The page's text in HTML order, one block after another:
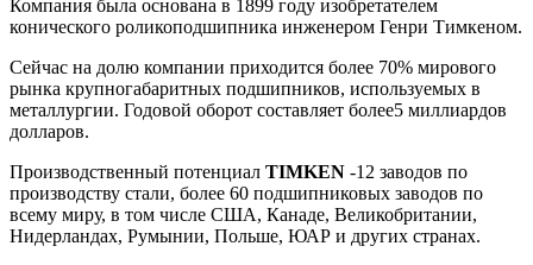
Компания была основана в 1899 году изобретателем
конического роликоподшипника инженером Генри Тимкеном.
Сейчас на долю компании приходится более 70% мирового
рынка крупногабаритных подшипников, используемых в
металлургии. Годовой оборот составляет более5 миллиардов
долларов.
Производственный потенциал TIMKEN -12 заводов по
производству стали, более 60 подшипниковых заводов по
всему миру, в том числе США, Канаде, Великобритании,
Нидерландах, Румынии, Польше, ЮАР и других странах.